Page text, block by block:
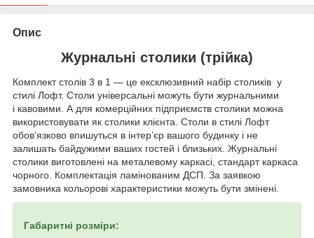
Опис
Журнальні столики (трійка)
Комплект столів 3 в 1 — це ексклюзивний набір столиків у
стилі Лофт. Столи універсальні можуть бути журнальними
і кавовими. А для комерційних підприємств столики можна
використовувати як столики клієнта. Столи в стилі Лофт
обов’язково впишуться в інтер’єр вашого будинку і не
залишать байдужими ваших гостей і близьких. Журнальні
столики виготовлені на металевому каркасі, стандарт каркаса
чорного. Комплектація ламінованим ДСП. За заявкою
замовника кольорові характеристики можуть бути змінені.
Габаритні розміри: